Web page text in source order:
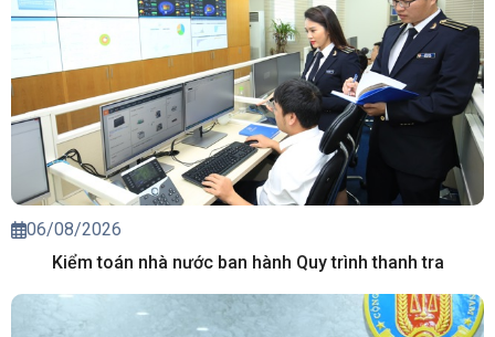
06/08/2026
Kiểm toán nhà nước ban hành Quy trình thanh tra